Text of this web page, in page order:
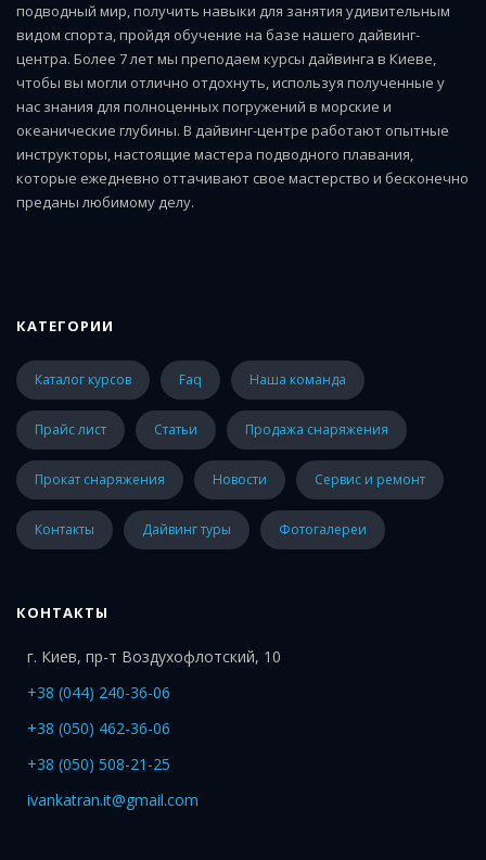
подводный мир, получить навыки для занятия удивительным
видом спорта, пройдя обучение на базе нашего дайвинг-
центра. Более 7 лет мы преподаем курсы дайвинга в Киеве,
чтобы вы могли отлично отдохнуть, используя полученные у
нас знания для полноценных погружений в морские и
океанические глубины. В дайвинг-центре работают опытные
инструкторы, настоящие мастера подводного плавания,
которые ежедневно оттачивают свое мастерство и бесконечно
преданы любимому делу.
КАТЕГОРИИ
каталог курсов faq наша команда
прайс лист статьи Продажа снаряжения
Прокат снаряжения Новости Сервис и ремонт
Контакты Дайвинг туры Фотогалереи
КОНТАКТЫ
г. Киев, пр-т Воздухофлотский, 10
+38 (044) 240-36-06
+38 (050) 462-36-06
+38 (050) 508-21-25
ivankatran.it@gmail.com